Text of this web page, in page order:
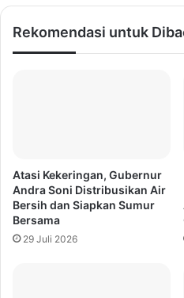
Rekomendasi untuk
Atasi Kekeringan, Gubernur
Andra Soni Distribusikan Air
Bersih dan Siapkan Sumur
Bersama
29 Juli 2026